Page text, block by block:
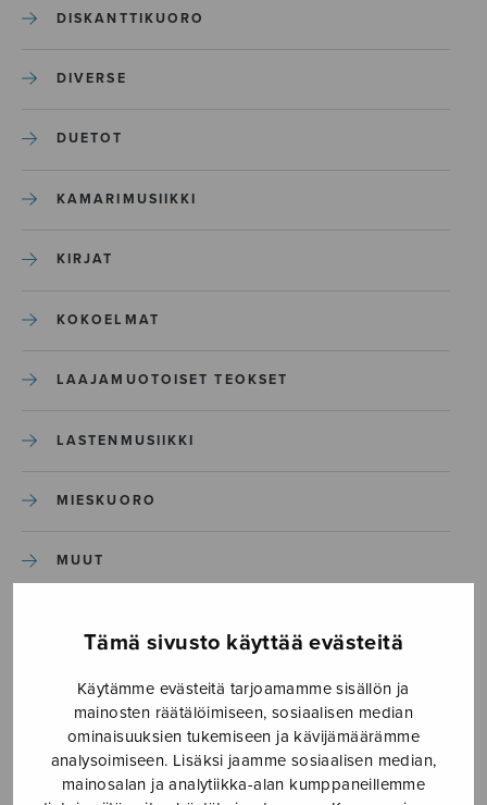
Tämä sivusto käyttää evästeitä
Käytämme evästeitä tarjoamamme sisällön ja
mainosten räätälöimiseen, sosiaalisen median
ominaisuuksien tukemiseen ja kävijämäärämme
analysoimiseen. Lisäksi jaamme sosiaalisen median,
mainosalan ja analytiikka-alan kumppaneillemme
DISKANTTIKUORO
DIVERSE
DUETOT
KAMARIMUSIIKKI
KIRJAT
KOKOELMAT
LAAJAMUOTOISET TEOKSET
LASTENMUSIIKKI
MIESKUORO
MUUT
SEKAKUORO
SOITINKOULUT JA OPPAAT